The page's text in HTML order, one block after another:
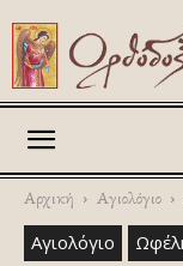
Αρχική Αγιολόγιο
Αγιολόγιο